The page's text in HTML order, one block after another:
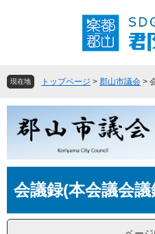
頭
す
飛
し
へ
現在地 トップページ > 郡山市議会 >
文会議録(本会議会